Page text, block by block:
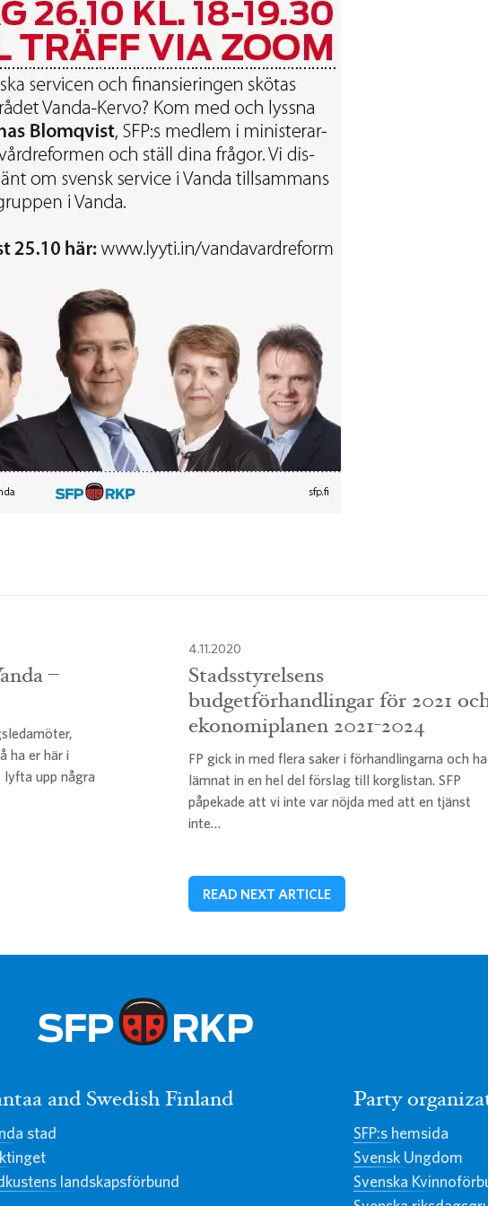
–
ha er här i
lyfta upp några
4.11.2020
Stadsstyrelsens
budgetförhandlingar för 2021
ekonomiplanen 2021-2024
FP gick in med flera saker i förhandlingarna och
lämnat in en hel del förslag till korglistan. SFP
påpekade att vi inte var nöjda med att en tjänst
inte…
READ NEXT ARTICLE
and Swedish Finland
stad
landskapsförbund
Party
SFP:s hemsida
Svensk Ungdom
Svenska